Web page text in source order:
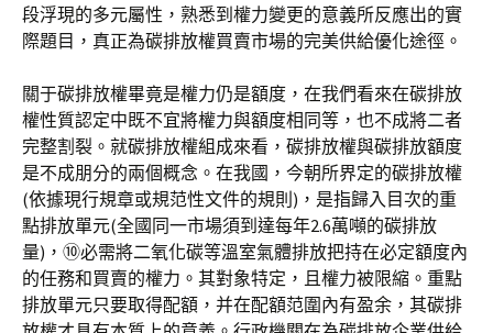
段浮現的多元屬性，熟悉到權力變更的意義所反應出的實
際題目，真正為碳排放權買賣市場的完美供給優化途徑。
關于碳排放權畢竟是權力仍是額度，在我們看來在碳排放
權性質認定中既不宜將權力與額度相同等，也不成將二者
完整割裂。就碳排放權組成來看，碳排放權與碳排放額度
是不成朋分的兩個概念。在我國，今朝所界定的碳排放權
(依據現行規章或規范性文件的規則)，是指歸入目次的重
點排放單元(全國同一市場須到達每年2.6萬噸的碳排放
量)，⑩必需將二氧化碳等溫室氣體排放把持在必定額度內
的任務和買賣的權力。其對象特定，且權力被限縮。重點
排放單元只要取得配額，并在配額范圍內有盈余，其碳排